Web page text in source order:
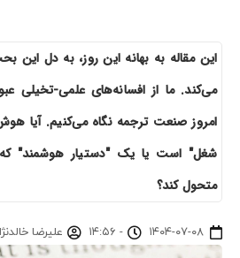
این مقاله به بهانه این روز، به دل
می‌کند. ما از افسانه‌های علمی-تخیلی
امروز صنعت ترجمه نگاه می‌کنیم. آیا
شغل" است یا یک "دستیار هوشمند" که
متحول کند؟
۱۴۰۴-۰۷-۰۸ - ۱۴:۵۶ علیرضا